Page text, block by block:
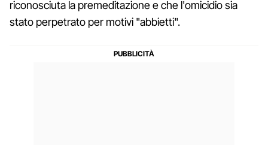
riconosciuta la premeditazione e che l'omicidio sia
stato perpetrato per motivi "abbietti".